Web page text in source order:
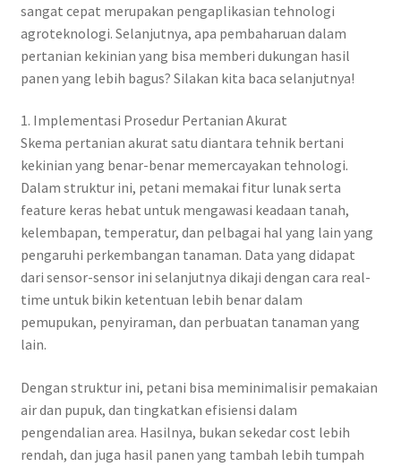
sangat cepat merupakan pengaplikasian tehnologi
agroteknologi. Selanjutnya, apa pembaharuan dalam
pertanian kekinian yang bisa memberi dukungan hasil
panen yang lebih bagus? Silakan kita baca selanjutnya!
1. Implementasi Prosedur Pertanian Akurat
Skema pertanian akurat satu diantara tehnik bertani
kekinian yang benar-benar memercayakan tehnologi.
Dalam struktur ini, petani memakai fitur lunak serta
feature keras hebat untuk mengawasi keadaan tanah,
kelembapan, temperatur, dan pelbagai hal yang lain yang
pengaruhi perkembangan tanaman. Data yang didapat
dari sensor-sensor ini selanjutnya dikaji dengan cara real-
time untuk bikin ketentuan lebih benar dalam
pemupukan, penyiraman, dan perbuatan tanaman yang
lain.
Dengan struktur ini, petani bisa meminimalisir pemakaian
air dan pupuk, dan tingkatkan efisiensi dalam
pengendalian area. Hasilnya, bukan sekedar cost lebih
rendah, dan juga hasil panen yang tambah lebih tumpah